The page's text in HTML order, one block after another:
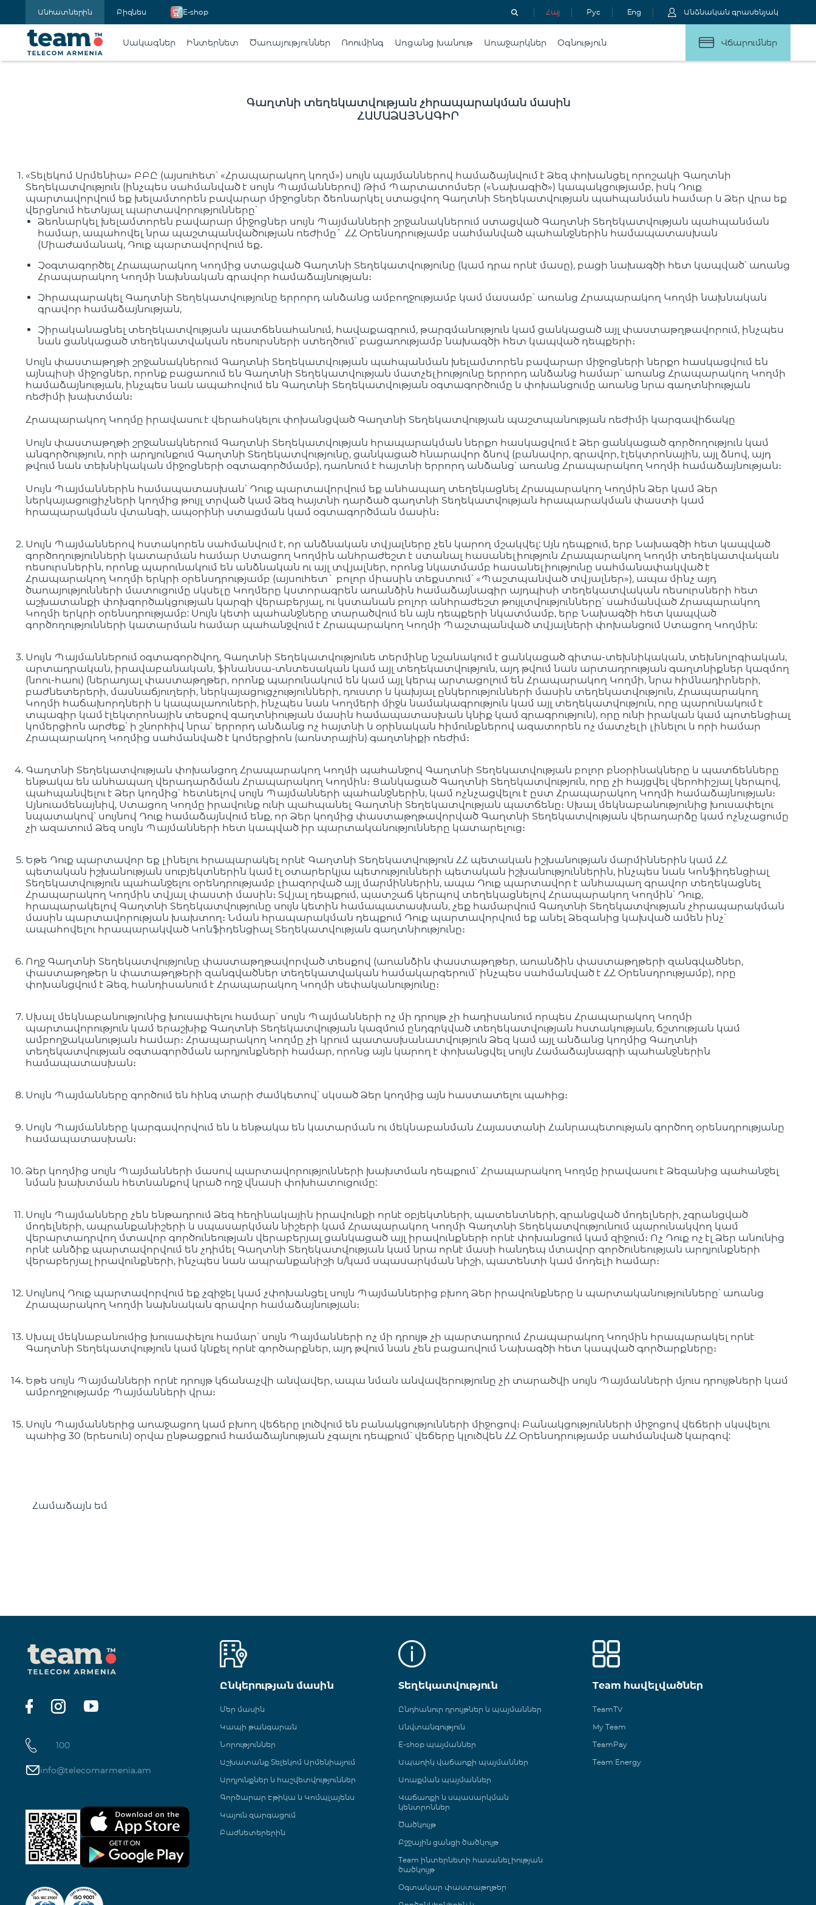
Անհատներին Բիզնես E-shop Հայ Рус Eng Անձնական գրասենյակ
Սակագներ Ինտերնետ Ծառայություններ Ռոումինգ Առցանց խանութ Առաջարկներ Օգնություն Վճարումներ
Գաղտնի տեղեկատվության չհրապարակման մասին
ՀԱՄԱՁԱՅՆԱԳԻՐ
«Տելեկոմ Արմենիա» ԲԲԸ (այսուհետ՝ «Հրապարակող կողմ») սույն պայմաններով համաձայնվում է Ձեզ փոխանցել որոշակի Գաղտնի
Տեղեկատվություն (ինչպես սահմանված է սույն Պայմաններով) Թիմ Պարտատոմսեր («Նախագիծ») կապակցությամբ, իսկ Դուք
պարտավորվում եք խելամտորեն բավարար միջոցներ ձեռնարկել ստացվող Գաղտնի Տեղեկատվության պահպանման համար և Ձեր վրա եք
վերցնում հետևյալ պարտավորությունները՝
Ձեռնարկել խելամտորեն բավարար միջոցներ սույն Պայմանների շրջանակներում ստացված Գաղտնի Տեղեկատվության պահպանման
համար, ապահովել նրա պաշտպանվածության ռեժիմը` ՀՀ Օրենսդրությամբ սահմանված պահանջներին համապատասխան
(Միաժամանակ, Դուք պարտավորվում եք․
Չօգտագործել Հրապարակող Կողմից ստացված Գաղտնի Տեղեկատվությունը (կամ դրա որևէ մասը), բացի նախագծի հետ կապված՝ առանց
Հրապարակող Կողմի նախնական գրավոր համաձայնության։
Չհրապարակել Գաղտնի Տեղեկատվությունը երրորդ անձանց ամբողջությամբ կամ մասամբ՝ առանց Հրապարակող Կողմի նախնական
գրավոր համաձայնության,
Չիրականացնել տեղեկատվության պատճենահանում, հավաքագրում, թարգմանություն կամ ցանկացած այլ փաստաթղթավորում, ինչպես
նաև ցանկացած տեղեկատվական ռեսուրսների ստեղծում՝ բացառությամբ նախագծի հետ կապված դեպքերի։
Սույն փաստաթղթի շրջանակներում Գաղտնի Տեղեկատվության պահպանման խելամտորեն բավարար միջոցների ներքո հասկացվում են
այնպիսի միջոցներ, որոնք բացառում են Գաղտնի Տեղեկատվության մատչելիությունը երրորդ անձանց համար՝ առանց Հրապարակող Կողմի
համաձայնության, ինչպես նաև ապահովում են Գաղտնի Տեղեկատվության օգտագործումը և փոխանցումը առանց նրա գաղտնիության
ռեժիմի խախտման։
Հրապարակող Կողմը իրավասու է վերահսկելու փոխանցված Գաղտնի Տեղեկատվության պաշտպանության ռեժիմի կարգավիճակը
Սույն փաստաթղթի շրջանակներում Գաղտնի Տեղեկատվության հրապարակման ներքո հասկացվում է Ձեր ցանկացած գործողություն կամ
անգործություն, որի արդյունքում Գաղտնի Տեղեկատվությունը, ցանկացած հնարավոր ձևով (բանավոր, գրավոր, էլեկտրոնային, այլ ձևով, այդ
թվում նաև տեխնիկական միջոցների օգտագործմամբ), դառնում է հայտնի երրորդ անձանց՝ առանց Հրապարակող Կողմի համաձայնության։
Սույն Պայմաններին համապատասխան՝ Դուք պարտավորվում եք անհապաղ տեղեկացնել Հրապարակող Կողմին Ձեր կամ Ձեր
ներկայացուցիչների կողմից թույլ տրված կամ Ձեզ հայտնի դարձած գաղտնի Տեղեկատվության հրապարակման փաստի կամ
հրապարակման վտանգի, ապօրինի ստացման կամ օգտագործման մասին։
Սույն Պայմաններով հստակորեն սահմանվում է, որ անձնական տվյալները չեն կարող մշակվել: Այն դեպքում, երբ Նախագծի հետ կապված
գործողությունների կատարման համար Ստացող Կողմին անհրաժեշտ է ստանալ հասանելիություն Հրապարակող Կողմի տեղեկատվական
ռեսուրսներին, որոնք պարունակում են անձնական ու այլ տվյալներ, որոնց նկատմամբ հասանելիությունը սահմանափակված է
Հրապարակող Կողմի երկրի օրենսդրությամբ (այսուհետ` բոլոր միասին տեքստում՝ «Պաշտպանված տվյալներ»), ապա մինչ այդ
ծառայությունների մատուցումը սկսելը Կողմերը կստորագրեն առանձին համաձայնագիր այդպիսի տեղեկատվական ռեսուրսների հետ
աշխատանքի փոխգործակցության կարգի վերաբերյալ, ու կստանան բոլոր անհրաժեշտ թույլտվությունները՝ սահմանված Հրապարակող
Կողմի երկրի օրենսդրությամբ: Սույն կետի պահանջները տարածվում են այն դեպքերի նկատմամբ, երբ Նախագծի հետ կապված
գործողությունների կատարման համար պահանջվում է Հրապարակող Կողմի Պաշտպանված տվյալների փոխանցում Ստացող Կողմին:
Սույն Պայմաններում օգտագործվող, Գաղտնի Տեղեկատվությունե տերմինը նշանակում է ցանկացած գիտա-տեխնիկական, տեխնոլոգիական,
արտադրական, իրավաբանական, ֆինանսա-տնտեսական կամ այլ տեղեկատվություն, այդ թվում նաև արտադրության գաղտնիքներ կազմող
(նոու-հաու) (ներառյալ փաստաթղթեր, որոնք պարունակում են կամ այլ կերպ արտացոլում են Հրապարակող Կողմի, նրա հիմնադիրների,
բաժնետերերի, մասնաճյուղերի, ներկայացուցչությունների, դուստր և կախյալ ընկերությունների մասին տեղեկատվություն, Հրապարակող
Կողմի հաճախորդների և կապալառուների, ինչպես նաև Կողմերի միջև նամակագրություն կամ այլ տեղեկատվություն, որը պարունակում է
տպագիր կամ էլեկտրոնային տեսքով գաղտնիության մասին համապատասխան կնիք կամ գրագրություն), որը ունի իրական կամ պոտենցիալ
կոմերցիոն արժեք՝ ի շնորհիվ նրա՝ երրորդ անձանց ոչ հայտնի և օրինական հիմունքներով ազատորեն ոչ մատչելի լինելու և որի համար
Հրապարակող Կողմից սահմանված է կոմերցիոն (առևտրային) գաղտնիքի ռեժիմ։
Գաղտնի Տեղեկատվության փոխանցող Հրապարակող Կողմի պահանջով Գաղտնի Տեղեկատվության բոլոր բնօրինակները և պատճենները
ենթակա են անհապաղ վերադարձման Հրապարակող Կողմին։ Ցանկացած Գաղտնի Տեղեկատվություն, որը չի հայցվել վերոհիշյալ կերպով,
պահպանվելու է Ձեր կողմից՝ հետևելով սույն Պայմանների պահանջներին, կամ ոչնչացվելու է ըստ Հրապարակող Կողմի համաձայնության։
Այնուամենայնիվ, Ստացող Կողմը իրավունք ունի պահպանել Գաղտնի Տեղեկատվության պատճենը։ Սխալ մեկնաբանությունից խուսափելու
նպատակով՝ սույնով Դուք համաձայնվում ենք, որ Ձեր կողմից փաստաթղթավորված Գաղտնի Տեղեկատվության վերադարձը կամ ոչնչացումը
չի ազատում Ձեզ սույն Պայմանների հետ կապված իր պարտականությունները կատարելուց։
Եթե Դուք պարտավոր եք լինելու հրապարակել որևէ Գաղտնի Տեղեկատվություն ՀՀ պետական իշխանության մարմիններին կամ ՀՀ
պետական իշխանության սուբյեկտներին կամ էլ օտարերկյա պետությունների պետական իշխանություններին, ինչպես նաև Կոնֆիդենցիալ
Տեղեկատվություն պահանջելու օրենդրությամբ լիազորված այլ մարմիններին, ապա Դուք պարտավոր է անհապաղ գրավոր տեղեկացնել
Հրապարակող Կողմին տվյալ փաստի մասին։ Տվյալ դեպքում, պատշաճ կերպով տեղեկացնելով Հրապարակող Կողմին՝ Դուք,
հրապարակելով Գաղտնի Տեղեկատվությունը սույն կետին համապատասխան, չեք համարվում Գաղտնի Տեղեկատվության չհրապարակման
մասին պարտավորության խախտող։ Նման հրապարակման դեպքում Դուք պարտավորվում եք անել Ձեզանից կախված ամեն ինչ՝
ապահովելու հրապարակված Կոնֆիդենցիալ Տեղեկատվության գաղտնիությունը։
Ողջ Գաղտնի Տեղեկատվությունը փաստաթղթավորված տեսքով (առանձին փաստաթղթեր, առանձին փաստաթղթերի զանգվածներ,
փաստաթղթեր և փատաթղթերի զանգվածներ տեղեկատվական համակարգերում՝ ինչպես սահմանված է ՀՀ Օրենսդրությամբ), որը
փոխանցվում է Ձեզ, հանդիսանում է Հրապարակող Կողմի սեփականությունը։
Սխալ մեկնաբանությունից խուսափելու համար՝ սույն Պայմանների ոչ մի դրույթ չի հադիսանում որպես Հրապարակող Կողմի
պարտավորություն կամ երաշխիք Գաղտնի Տեղեկատվության կազմում ընդգրկված տեղեկատվության հստակության, ճշտության կամ
ամբողջականության համար։ Հրապարակող Կողմը չի կրում պատասխանատվություն Ձեզ կամ այլ անձանց կողմից Գաղտնի
տեղեկատվության օգտագործման արդյունքների համար, որոնց այն կարող է փոխանցվել սույն Համաձայնագրի պահանջներին
համապատասխան։
Սույն Պայմանները գործում են հինգ տարի ժամկետով՝ սկսած Ձեր կողմից այն հաստատելու պահից։
Սույն Պայմանները կարգավորվում են և ենթակա են կատարման ու մեկնաբանման Հայաստանի Հանրապետության գործող օրենսդրությանը
համապատասխան։
Ձեր կողմից սույն Պայմանների մասով պարտավորությունների խախտման դեպքում՝ Հրապարակող Կողմը իրավասու է Ձեզանից պահանջել
նման խախտման հետևանքով կրած ողջ վնասի փոխհատուցումը:
Սույն Պայմանները չեն ենթադրում Ձեզ հեղինակային իրավունքի որևէ օբյեկտների, պատենտների, գրանցված մոդելների, չգրանցված
մոդելների, ապրանքանիշերի և սպասարկման նիշերի կամ Հրապարակող Կողմի Գաղտնի Տեղեկատվությունում պարունակվող կամ
վերարտադրվող մտավոր գործունեության վերաբերյալ ցանկացած այլ իրավունքների որևէ փոխանցում կամ զիջում։ Ոչ Դուք ոչ էլ Ձեր անունից
որևէ անձիք պարտավորվում են չդիմել Գաղտնի Տեղեկատվության կամ նրա որևէ մասի հանդեպ մտավոր գործունեության արդյունքների
վերաբերյալ իրավունքների, ինչպես նաև ապրանքանիշի և/կամ սպասարկման նիշի, պատենտի կամ մոդելի համար։
Սույնով Դուք պարտավորվում եք չզիջել կամ չփոխանցել սույն Պայմաններից բխող Ձեր իրավունքները և պարտականությունները՝ առանց
Հրապարակող Կողմի նախնական գրավոր համաձայնության։
Սխալ մեկնաբանումից խուսափելու համար՝ սույն Պայմանների ոչ մի դրույթ չի պարտադրում Հրապարակող Կողմին հրապարակել որևէ
Գաղտնի Տեղեկատվություն կամ կնքել որևէ գործարքներ, այդ թվում նաև չեն բացառվում Նախագծի հետ կապված գործարքները։
Եթե սույն Պայմանների որևէ դրույթ կճանաչվի անվավեր, ապա նման անվավերությունը չի տարածվի սույն Պայմանների մյուս դրույթների կամ
ամբողջությամբ Պայմանների վրա։
Սույն Պայմաններից առաջացող կամ բխող վեճերը լուծվում են բանակցությունների միջոցով։ Բանակցությունների միջոցով վեճերի սկսվելու
պահից 30 (երեսուն) օրվա ընթացքում համաձայնության չգալու դեպքում՝ վեճերը կլուծվեն ՀՀ Օրենսդրությամբ սահմանված կարգով:
Համաձայն եմ
100
info@telecomarmenia.am
Ընկերության մասին
Մեր մասին
Կապի թանգարան
Նորություններ
Աշխատանք Տելեկոմ Արմենիայում
Արդյունքներ և հաշվետվություններ
Գործարար Էթիկա և Կոմպլայենս
Կայուն զարգացում
Բաժնետերերին
Տեղեկատվություն
Ընդհանուր դրույթներ և պայմաններ
Անվտանգություն
E-shop պայմաններ
Ապառիկ վաճառքի պայմաններ
Առաքման պայմաններ
Վաճառքի և սպասարկման
կենտրոններ
Ծածկույթ
Բջջային ցանցի ծածկույթ
Team ինտերնետի հասանելիության
ծածկույթ
Օգտակար փաստաթղթեր
Team հավելվածներ
TeamTV
My Team
TeamPay
Team Energy